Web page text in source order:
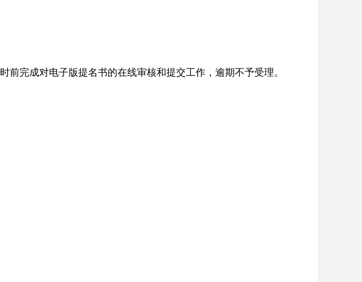
完成对电子版提名书的在线审核和提交工作，逾期不予受理。